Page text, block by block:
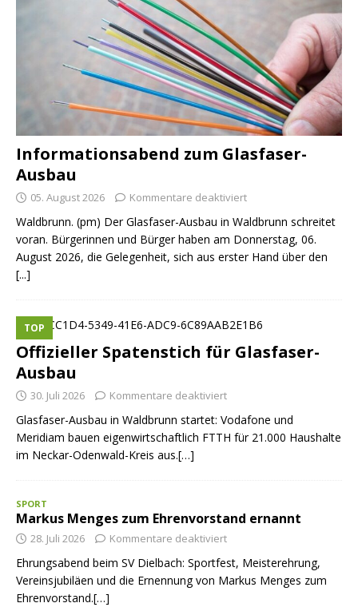
Informationsabend zum Glasfaser-
Ausbau
05. August 2026 Kommentare deaktiviert
Waldbrunn. (pm) Der Glasfaser-Ausbau in Waldbrunn schreitet
voran. Bürgerinnen und Bürger haben am Donnerstag, 06.
August 2026, die Gelegenheit, sich aus erster Hand über den
[...]
Offizieller Spatenstich für Glasfaser-
Ausbau
TOP
30. Juli 2026 Kommentare deaktiviert
Glasfaser-Ausbau in Waldbrunn startet: Vodafone und
Meridiam bauen eigenwirtschaftlich FTTH für 21.000 Haushalte
im Neckar-Odenwald-Kreis aus.[…]
SPORT
Markus Menges zum Ehrenvorstand ernannt
28. Juli 2026 Kommentare deaktiviert
Ehrungsabend beim SV Dielbach: Sportfest, Meisterehrung,
Vereinsjubiläen und die Ernennung von Markus Menges zum
Ehrenvorstand.[…]